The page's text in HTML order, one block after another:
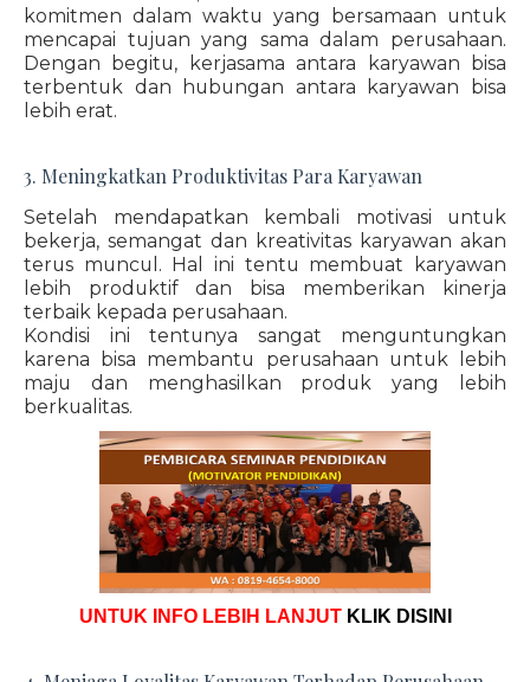
komitmen dalam waktu yang bersamaan untuk
mencapai tujuan yang sama dalam perusahaan.
Dengan begitu, kerjasama antara karyawan bisa
terbentuk dan hubungan antara karyawan bisa
lebih erat.
3. Meningkatkan Produktivitas Para Karyawan
Setelah mendapatkan kembali motivasi untuk
bekerja, semangat dan kreativitas karyawan akan
terus muncul. Hal ini tentu membuat karyawan
lebih produktif dan bisa memberikan kinerja
terbaik kepada perusahaan.
Kondisi ini tentunya sangat menguntungkan
karena bisa membantu perusahaan untuk lebih
maju dan menghasilkan produk yang lebih
berkualitas.
UNTUK INFO LEBIH LANJUT KLIK DISINI